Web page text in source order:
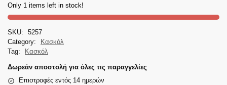
Only 1 items left in stock!
SKU:
5257
Category:
Κασκόλ
Tag:
Κασκόλ
Δωρεάν αποστολή για όλες τις παραγγελίες
Επιστροφές εντός 14 ημερών